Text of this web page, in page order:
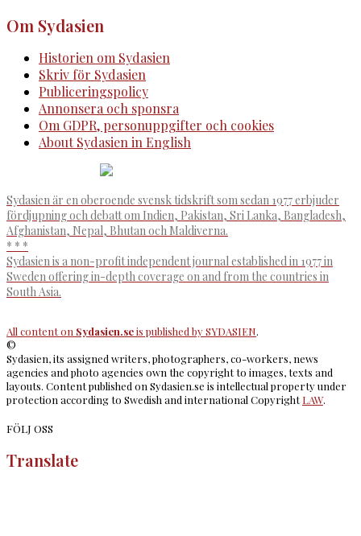
Om Sydasien
Historien om Sydasien
Skriv för Sydasien
Publiceringspolicy
Annonsera och sponsra
Om GDPR, personuppgifter och cookies
About Sydasien in English
Sydasien är en oberoende svensk tidskrift som sedan 1977 erbjuder
fördjupning och debatt om Indien, Pakistan, Sri Lanka, Bangladesh,
Afghanistan, Nepal, Bhutan och Maldiverna.
* * *
Sydasien is a non-profit independent journal established in 1977 in
Sweden offering in-depth coverage on and from the countries in
South Asia.
All content on Sydasien.seis published bySYDASIEN.
©
Sydasien, its assigned writers, photographers, co-workers, news
agencies and photo agencies own the copyright to images, texts and
layouts. Content published on Sydasien.se is intellectual property under
protection according to Swedish and international CopyrightLAW.
FÖLJ OSS
Translate